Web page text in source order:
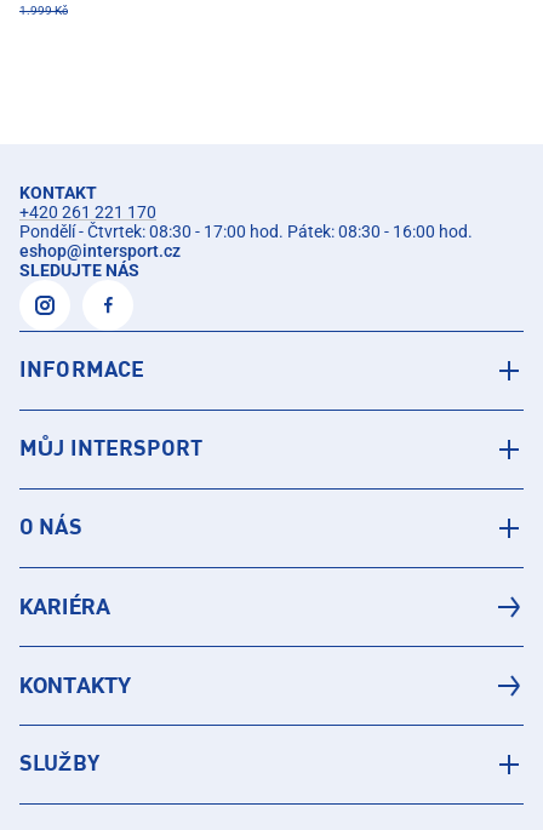
1.999 Kč
KONTAKT
+420 261 221 170
Pondělí - Čtvrtek: 08:30 - 17:00 hod. Pátek: 08:30 - 16:00 hod.
eshop@intersport.cz
SLEDUJTE NÁS
INFORMACE
MŮJ INTERSPORT
O NÁS
KARIÉRA
KONTAKTY
SLUŽBY